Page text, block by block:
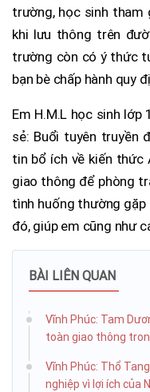
trường, học sinh tham
khi lưu thông trên
trường còn có ý thức
bạn bè chấp hành quy
Em H.M.L học sinh lớp
sẻ: Buổi tuyên truyền
tin bổ ích về kiến thức
giao thông để phòng
tình huống thường gặp
đó, giúp em cũng như
BÀI LIÊN QUAN
Vĩnh Phúc: Tam
toàn giao thông
Vĩnh Phúc: Thổ
nghiệp vì lợi ích của